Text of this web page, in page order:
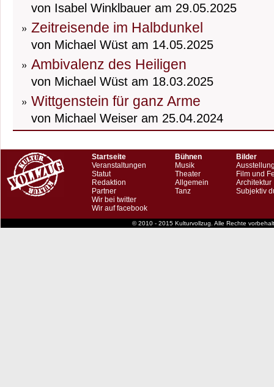
von Isabel Winklbauer am 29.05.2025
Zeitreisende im Halbdunkel
von Michael Wüst am 14.05.2025
Ambivalenz des Heiligen
von Michael Wüst am 18.03.2025
Wittgenstein für ganz Arme
von Michael Weiser am 25.04.2024
Startseite
Veranstaltungen
Statut
Redaktion
Partner
Wir bei twitter
Wir auf facebook
Bühnen
Musik
Theater
Allgemein
Tanz
Bilder
Film und
Architektur
Subjektiv
© 2010 - 2015 Kulturvollzug. Alle Rechte